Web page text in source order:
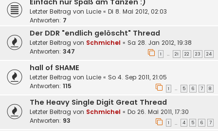
Einfach nur Spaß am Tanzen :)
Letzter Beitrag von Lucie « Di 8. Mai 2012, 02:03
Antworten: 7
Der DDR "endlich gelöscht" Thread
Letzter Beitrag von Schmichel « Sa 28. Jan 2012, 19:38
Antworten: 347 1 … 21 22 23 24
hall of SHAME
Letzter Beitrag von Lucie « So 4. Sep 2011, 21:05
Antworten: 115 1 … 5 6 7 8
The Heavy Single Digit Great Thread
Letzter Beitrag von Schmichel « Do 26. Mai 2011, 17:30
Antworten: 93 1 … 4 5 6 7